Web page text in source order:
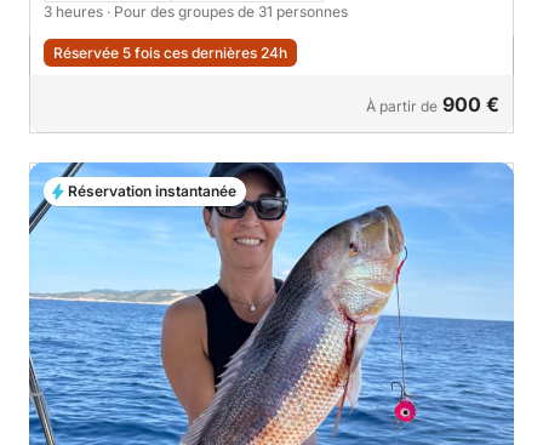
3 heures · Pour des groupes de 31 personnes
Réservée 5 fois ces dernières 24h
À partir de 900 €
Réservation instantanée